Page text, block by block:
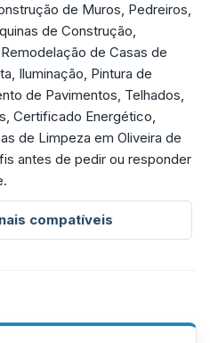
de Muros, Pedreiros,
de Construção,
de Casas de
Iluminação, Pintura de
de Pavimentos, Telhados,
Certificado Energético,
de Limpeza em Oliveira de
antes de pedir ou responder
compatíveis